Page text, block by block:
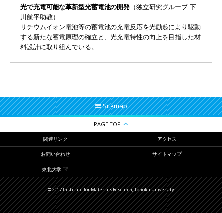
光で充電可能な革新型光蓄電池の開発 （独立研究グループ 下
川航平助教）
リチウムイオン電池等の蓄電池の充電反応を光励起により駆動
する新たな蓄電原理の確立と、光充電特性の向上を目指した材
料設計に取り組んでいる。
Sitemap
PAGE TOP
関連リンク アクセス
お問い合わせ サイトマップ
東北大学
© 2017 Institute for Materials Research, Tohoku University